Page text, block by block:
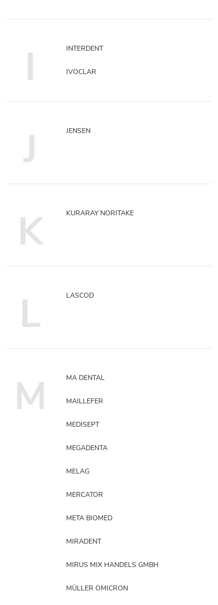
I INTERDENT
IVOCLAR
J JENSEN
K KURARAY NORITAKE
L LASCOD
M MA DENTAL
MAILLEFER
MEDISEPT
MEGADENTA
MELAG
MERCATOR
META BIOMED
MIRADENT
MIRUS MIX HANDELS GMBH
MÜLLER OMICRON